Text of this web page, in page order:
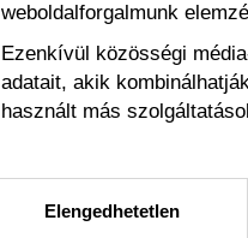
weboldalforgalmunk
Ezenkívül közösségi
adatait, akik
használt más
Elengedhetetlen
Ízeink,
- Csirke